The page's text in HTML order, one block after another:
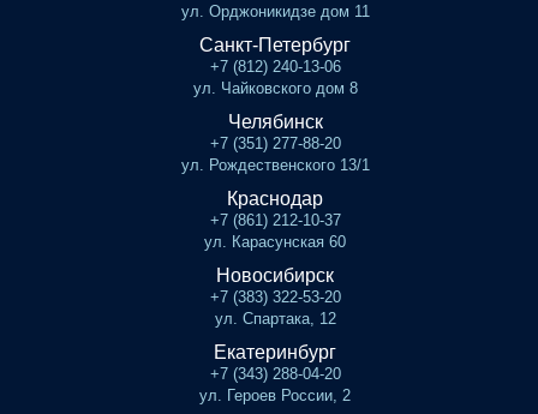
ул. Орджоникидзе дом 11
Санкт-Петербург
+7 (812) 240-13-06
ул. Чайковского дом 8
Челябинск
+7 (351) 277-88-20
ул. Рождественского 13/1
Краснодар
+7 (861) 212-10-37
ул. Карасунская 60
Новосибирск
+7 (383) 322-53-20
ул. Спартака, 12
Екатеринбург
+7 (343) 288-04-20
ул. Героев России, 2